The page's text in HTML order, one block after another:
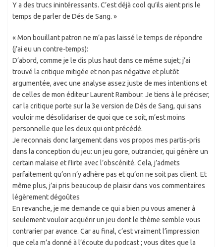
Y a des trucs inintéressants. C’est déjà cool qu’ils aient pris le
temps de parler de Dés de Sang. »
« Mon bouillant patron ne m’a pas laissé le temps de répondre
(j’ai eu un contre-temps):
D’abord, comme je le dis plus haut dans ce même sujet; j’ai
trouvé la critique mitigée et non pas négative et plutôt
argumentée, avec une analyse assez juste de mes intentions et
de celles de mon éditeur Laurent Rambour. Je tiens à le préciser,
car la critique porte sur la 3e version de Dés de Sang, qui sans
vouloir me désolidariser de quoi que ce soit, m’est moins
personnelle que les deux qui ont précédé.
Je reconnais donc largement dans vos propos mes partis-pris
dans la conception du jeu: un jeu gore, outrancier, qui génère un
certain malaise et flirte avec l’obscénité. Cela, j’admets
parfaitement qu’on n’y adhère pas et qu’on ne soit pas client. Et
même plus, j’ai pris beaucoup de plaisir dans vos commentaires
légèrement dégoûtes
En revanche, je me demande ce qui a bien pu vous amener à
seulement vouloir acquérir un jeu dont le thème semble vous
contrarier par avance. Car au final, c’est vraiment l’impression
que cela m’a donné à l’écoute du podcast ; vous dites que la